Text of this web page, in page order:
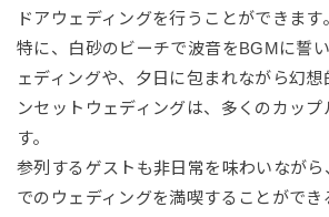
ドアウェディングを行うことができます。
特に、白砂のビーチで波音をBGMに誓
ェディングや、夕日に包まれながら幻
ンセットウェディングは、多くのカップ
す。
参列するゲストも非日常を味わいなが
でのウェディングを満喫することがで